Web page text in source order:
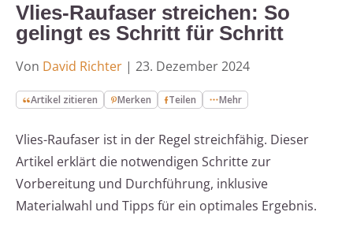
Vlies-Raufaser streichen: So
gelingt es Schritt für Schritt
Von David Richter | 23. Dezember 2024
Artikel zitieren Merken Teilen Mehr
Vlies-Raufaser ist in der Regel streichfähig. Dieser
Artikel erklärt die notwendigen Schritte zur
Vorbereitung und Durchführung, inklusive
Materialwahl und Tipps für ein optimales Ergebnis.